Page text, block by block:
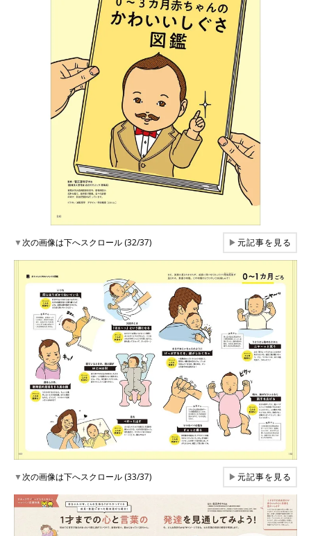
▼次の画像は下へスクロール (32/37) ▶元記事を見る
▼次の画像は下へスクロール (33/37) ▶元記事を見る